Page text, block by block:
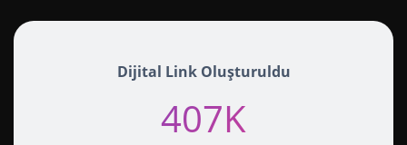
Dijital Link Oluşturuldu
407K+